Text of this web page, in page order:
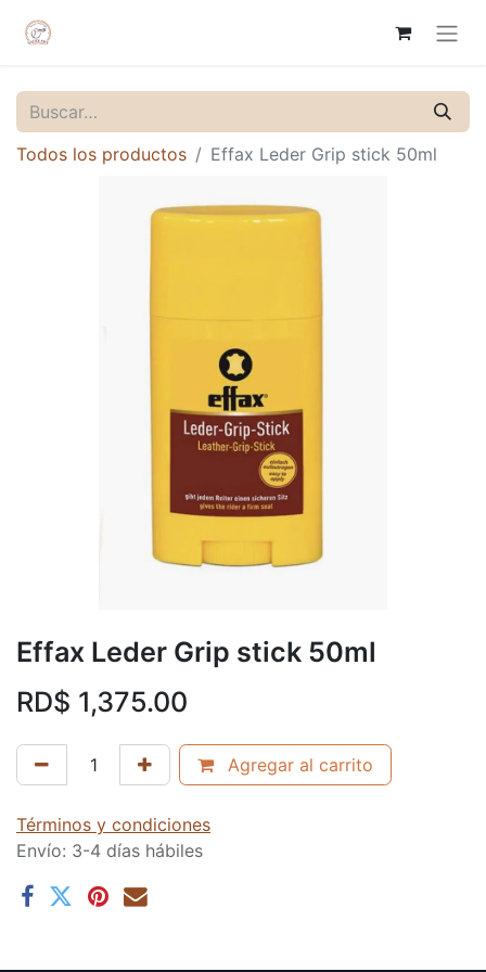
Todos los productos Effax Leder Grip stick 50ml
Effax Leder Grip stick 50ml
RD$ 1,375.00
Agregar al carrito
Términos y condiciones
Envío: 3-4 días hábiles